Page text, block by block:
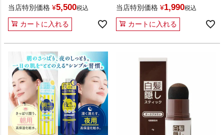
当店特別価格 ¥5,500税込
カートに入れる
当店特別価格 ¥1,990税込
カートに入れる